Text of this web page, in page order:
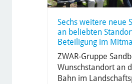
Sechs weitere neue
an beliebten
Beteiligung im
ZWAR-Gruppe
Wunschstandort an
Bahn im